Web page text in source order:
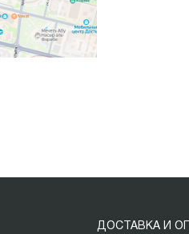
ДОСТАВКА И